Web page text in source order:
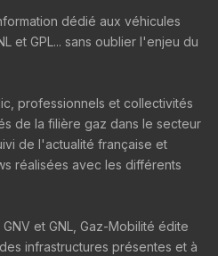
dédié aux véhicules
et GPL... sans oublier l'enjeu du
professionnels et collectivités
de la filière gaz dans le secteur
de l'actualité française et
réalisées avec les différents
et GNL, Gaz-Mobilité édite
infrastructures présentes et à